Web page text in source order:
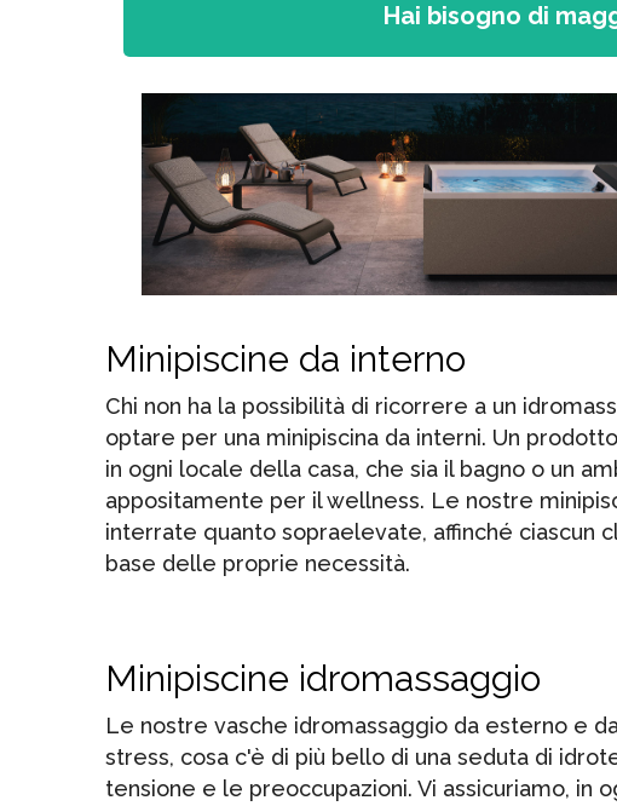
Hai bisogno di
Minipiscine da interno
Chi non ha la possibilità di ricorrere a un
optare per una minipiscina da interni. Un
in ogni locale della casa, che sia il bagno o un
appositamente per il wellness. Le nostre
interrate quanto sopraelevate, affinché ciascun
base delle proprie necessità.
Minipiscine idromassaggio
Le nostre vasche idromassaggio da esterno e
stress, cosa c'è di più bello di una seduta di
tensione e le preoccupazioni. Vi assicuriamo, in